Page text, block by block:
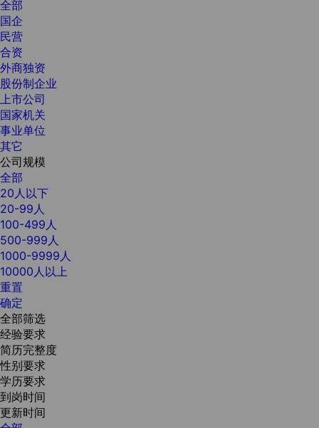
全部
国企
民营
合资
外商独资
股份制企业
上市公司
国家机关
事业单位
其它
公司规模
全部
20人以下
20-99人
100-499人
500-999人
1000-9999人
10000人以上
重置
确定
全部筛选
经验要求
简历完整度
性别要求
学历要求
到岗时间
更新时间